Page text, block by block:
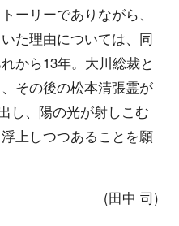
ーリーでありながら、
た理由については、同
から13年。大川総裁と
その後の松本清張霊が
し、陽の光が射しこむ
上しつつあることを願
(田中 司)